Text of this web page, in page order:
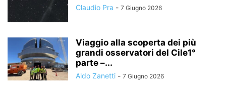
Claudio Pra - 7 Giugno 2026
Viaggio alla scoperta dei più
grandi osservatori del Cile1°
parte –...
Aldo Zanetti - 7 Giugno 2026